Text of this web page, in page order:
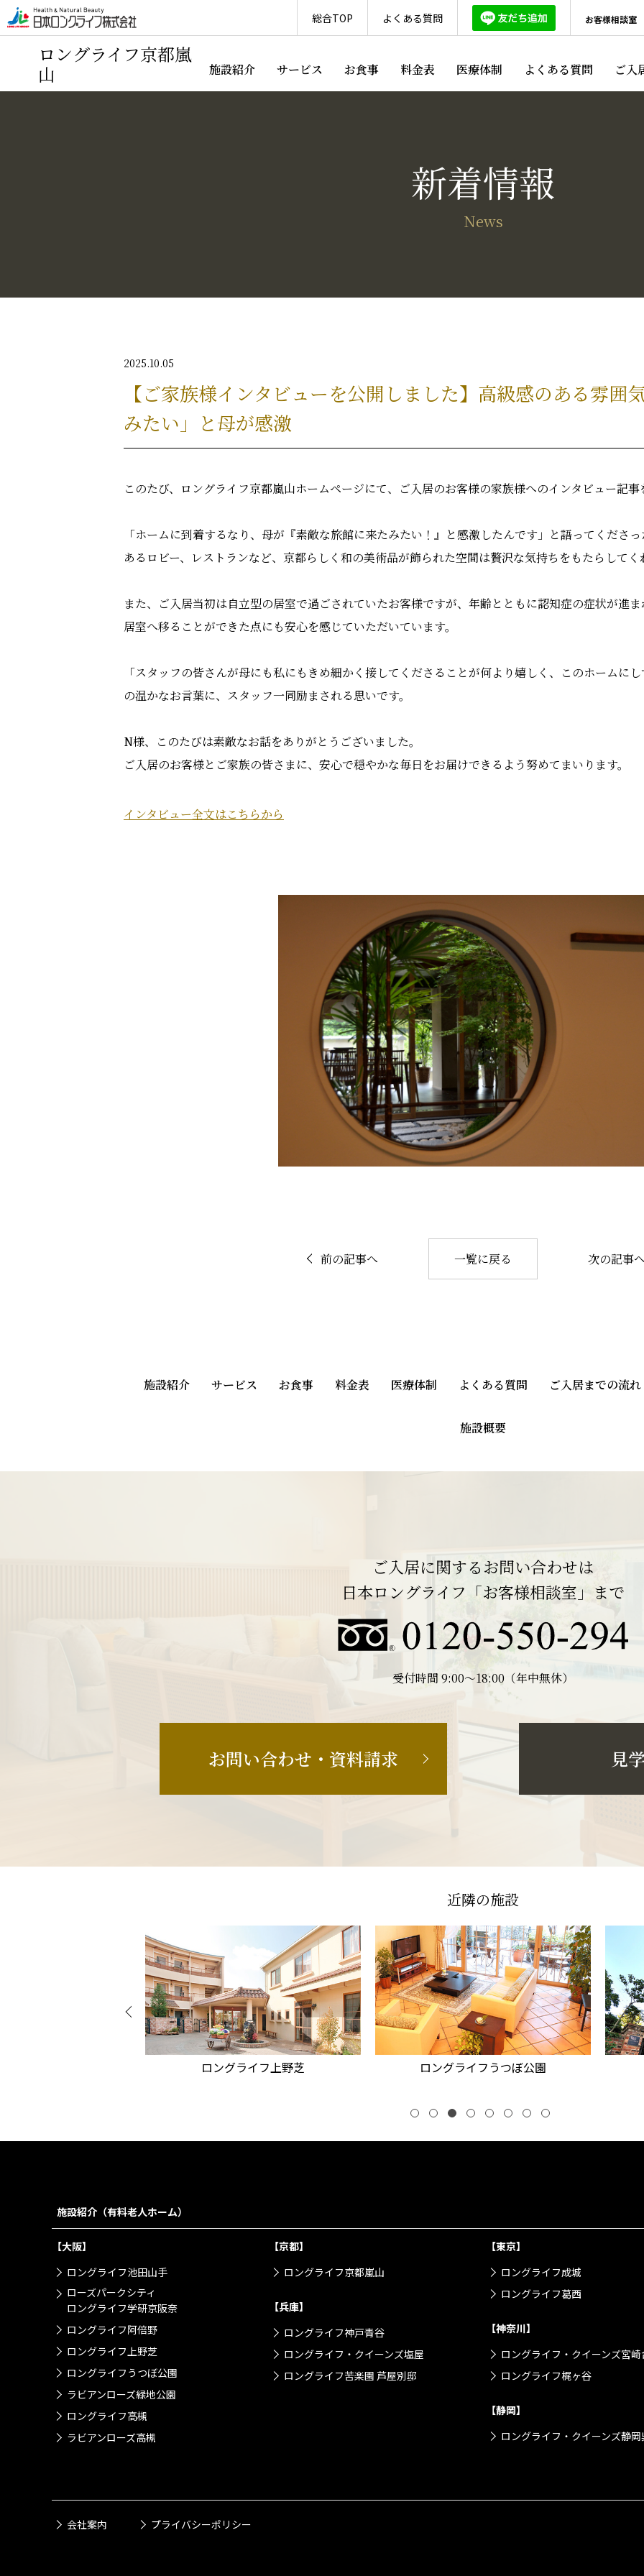
総合TOP よくある質問 お客様相談室
ロングライフ京都嵐
山
施設紹介 サービス お食事 料金表 医療体制 よくある質問 ご入
新着情報
News
2025.10.05
【ご家族様インタビューを公開しました】高級感のある雰囲
みたい」と母が感激
このたび、ロングライフ京都嵐山ホームページにて、ご入居のお客様の家族様へのインタビュー記
「ホームに到着するなり、母が『素敵な旅館に来たみたい！』と感激したんです」と語ってくださ
あるロビー、レストランなど、京都らしく和の美術品が飾られた空間は贅沢な気持ちをもたらして
また、ご入居当初は自立型の居室で過ごされていたお客様ですが、年齢とともに認知症の症状が進
居室へ移ることができた点にも安心を感じていただいています。
「スタッフの皆さんが母にも私にもきめ細かく接してくださることが何より嬉しく、このホームに
の温かなお言葉に、スタッフ一同励まされる思いです。
N様、このたびは素敵なお話をありがとうございました。
ご入居のお客様とご家族の皆さまに、安心で穏やかな毎日をお届けできるよう努めてまいります。
インタビュー全文はこちらから
前の記事へ 一覧に戻る 次の記事
施設紹介 サービス お食事 料金表 医療体制 よくある質問 ご入居までの流れ
施設概要
ご入居に関するお問い合わせは
日本ロングライフ「お客様相談室」まで
受付時間 9:00〜18:00（年中無休）
お問い合わせ・資料請求 見
近隣の施設
ロングライフ上野芝 ロングライフうつぼ公園
施設紹介（有料老人ホーム）
【大阪】
ロングライフ池田山手
ローズパークシティ
ロングライフ学研京阪奈
ロングライフ阿倍野
ロングライフ上野芝
ロングライフうつぼ公園
ラビアンローズ緑地公園
ロングライフ高槻
ラビアンローズ高槻
【京都】
ロングライフ京都嵐山
【兵庫】
ロングライフ神戸青谷
ロングライフ・クイーンズ塩屋
ロングライフ苦楽園 芦屋別邸
【東京】
ロングライフ成城
ロングライフ葛西
【神奈川】
ロングライフ・クイーンズ宮崎
ロングライフ梶ヶ谷
【静岡】
ロングライフ・クイーンズ静
会社案内 プライバシーポリシー